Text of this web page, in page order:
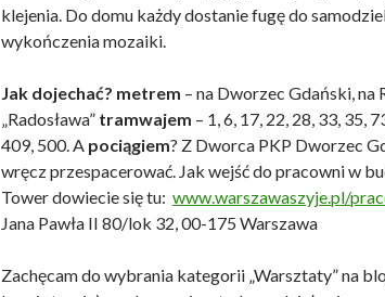
klejenia. Do domu każdy dostanie fugę do
wykończenia mozaiki.
Jak dojechać? metrem – na Dworzec Gdański, na
„Radosława” tramwajem – 1, 6, 17, 22, 28, 33, 35,
409, 500. A pociągiem? Z Dworca PKP Dworzec
wręcz przespacerować. Jak wejść do pracowni w
Tower dowiecie się tu: www.warszawaszyje.pl/
Jana Pawła II 80/lok 32, 00-175 Warszawa
Zachęcam do wybrania kategorii „Warsztaty” na